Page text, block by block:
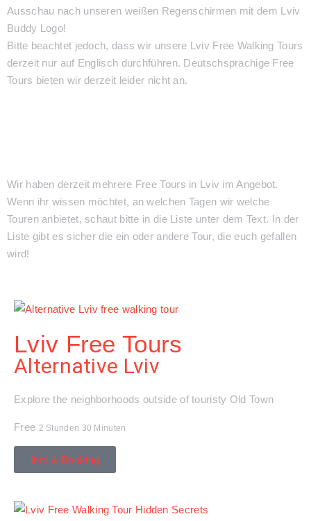
Ausschau nach unseren weißen Regenschirmen mit dem Lviv
Buddy Logo!
Bitte beachtet jedoch, dass wir unsere Lviv Free Walking Tours
derzeit nur auf Englisch durchführen. Deutschsprachige Free
Tours bieten wir derzeit leider nicht an.
Wir haben derzeit mehrere Free Tours in Lviv im Angebot.
Wenn ihr wissen möchtet, an welchen Tagen wir welche
Touren anbietet, schaut bitte in die Liste unter dem Text. In der
Liste gibt es sicher die ein oder andere Tour, die euch gefallen
wird!
Lviv Free Tours
Alternative Lviv
Explore the neighborhoods outside of touristy Old Town
Free 2 Stunden 30 Minuten
Info & Booking